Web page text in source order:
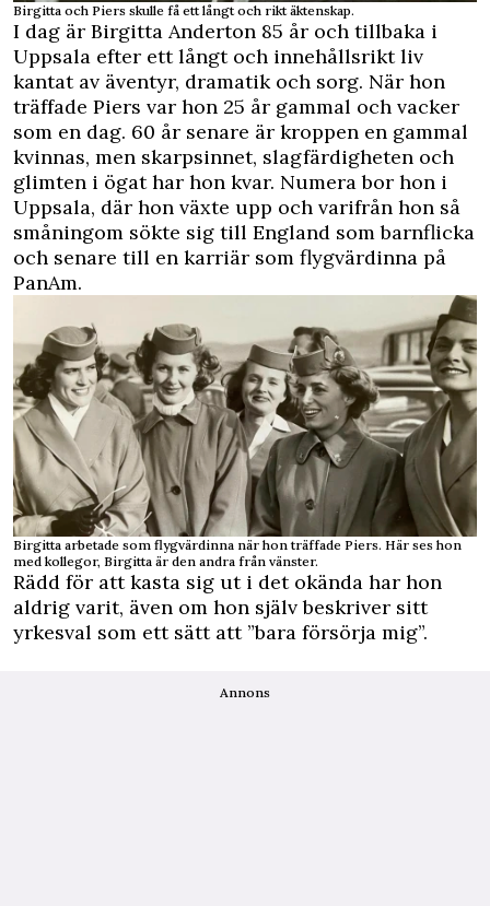
Birgitta och Piers skulle få ett långt och rikt äktenskap.
I dag är Birgitta Anderton 85 år och tillbaka i
Uppsala efter ett långt och innehållsrikt liv
kantat av äventyr, dramatik och sorg. När hon
träffade Piers var hon 25 år gammal och vacker
som en dag. 60 år senare är kroppen en gammal
kvinnas, men skarpsinnet, slagfärdigheten och
glimten i ögat har hon kvar. Numera bor hon i
Uppsala, där hon växte upp och varifrån hon så
småningom sökte sig till England som barnflicka
och senare till en karriär som flygvärdinna på
PanAm.
Birgitta arbetade som flygvärdinna när hon träffade Piers. Här ses hon
med kollegor, Birgitta är den andra från vänster.
Rädd för att kasta sig ut i det okända har hon
aldrig varit, även om hon själv beskriver sitt
yrkesval som ett sätt att ”bara försörja mig”.
Annons